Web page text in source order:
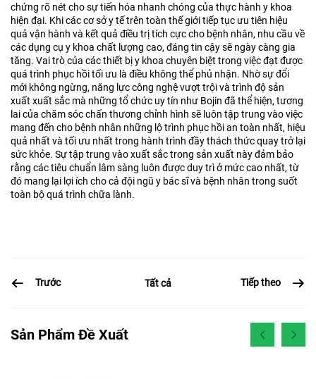
chứng rõ nét cho sự tiến hóa nhanh chóng của thực hành y khoa
hiện đại. Khi các cơ sở y tế trên toàn thế giới tiếp tục ưu tiên hiệu
quả vận hành và kết quả điều trị tích cực cho bệnh nhân, nhu cầu về
các dụng cụ y khoa chất lượng cao, đáng tin cậy sẽ ngày càng gia
tăng. Vai trò của các thiết bị y khoa chuyên biệt trong việc đạt được
quá trình phục hồi tối ưu là điều không thể phủ nhận. Nhờ sự đổi
mới không ngừng, năng lực công nghệ vượt trội và trình độ sản
xuất xuất sắc mà những tổ chức uy tín như Bojin đã thể hiện, tương
lai của chăm sóc chấn thương chỉnh hình sẽ luôn tập trung vào việc
mang đến cho bệnh nhân những lộ trình phục hồi an toàn nhất, hiệu
quả nhất và tối ưu nhất trong hành trình đầy thách thức quay trở lại
sức khỏe. Sự tập trung vào xuất sắc trong sản xuất này đảm bảo
rằng các tiêu chuẩn lâm sàng luôn được duy trì ở mức cao nhất, từ
đó mang lại lợi ích cho cả đội ngũ y bác sĩ và bệnh nhân trong suốt
toàn bộ quá trình chữa lành.
Trước Tất cả Tiếp theo
Sản Phẩm Đề Xuất